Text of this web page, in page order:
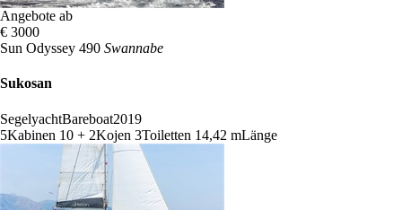
Angebote ab
€ 3000
Sun Odyssey 490 Swannabe
Sukosan
SegelyachtBareboat2019
5Kabinen 10 + 2Kojen 3Toiletten 14,42 mLänge